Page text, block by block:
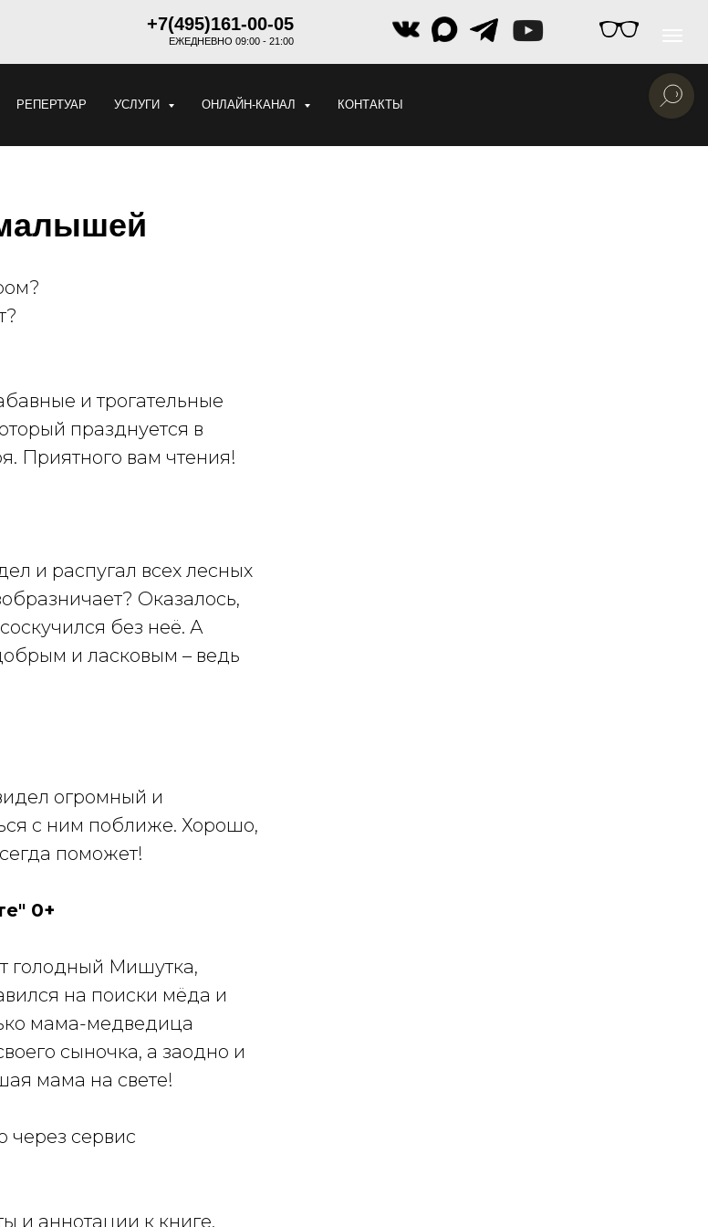
+7(495)161-00-05
ЕЖЕДНЕВНО 09:00 - 21:00
РЕПЕРТУАР УСЛУГИ ОНЛАЙН-КАНАЛ КОНТАКТЫ
и трогательные
празднуется в
Приятного вам чтения!
и распугал всех лесных
Оказалось,
без неё. А
и ласковым – ведь
огромный и
с ним поближе. Хорошо,
поможет!
0+
голодный Мишутка,
на поиски мёда и
мама-медведица
сыночка, а заодно и
мама на свете!
через сервис
и аннотации к книге.